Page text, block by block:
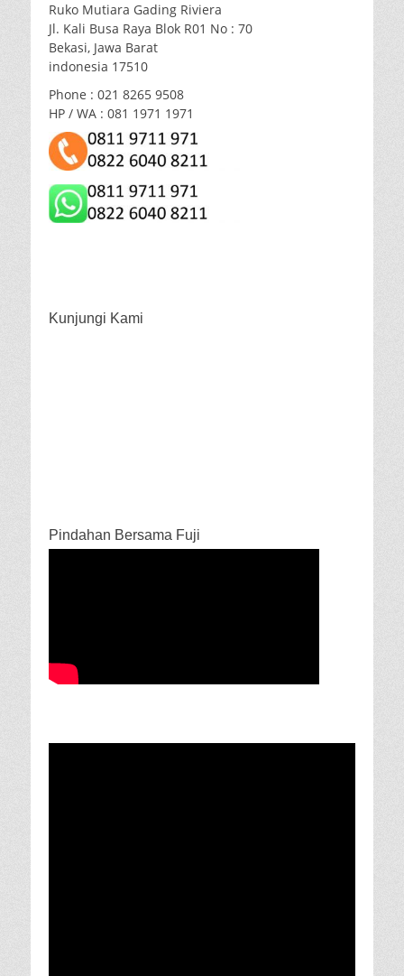
Ruko Mutiara Gading Riviera
Jl. Kali Busa Raya Blok R01 No : 70
Bekasi, Jawa Barat
indonesia 17510
Phone : 021 8265 9508
HP / WA : 081 1971 1971
Kunjungi Kami
Pindahan Bersama Fuji